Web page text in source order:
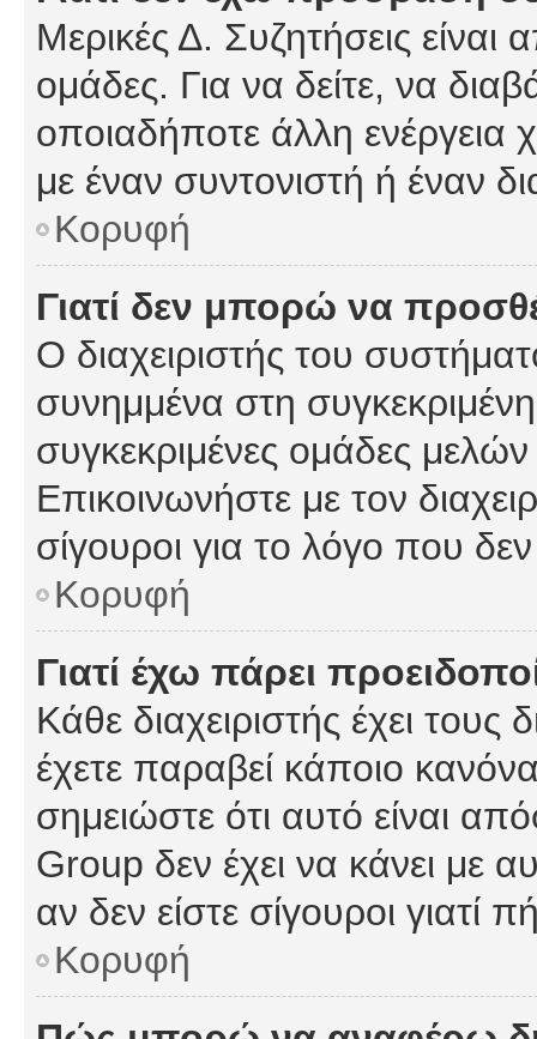
Μερικές Δ. Συζητήσεις είναι
ομάδες. Για να δείτε, να
οποιαδήποτε άλλη ενέργεια
με έναν συντονιστή ή έναν
Κορυφή
Γιατί δεν μπορώ να
Ο διαχειριστής του
συνημμένα στη
συγκεκριμένες ομάδες
Επικοινωνήστε με τον
σίγουροι για το λόγο που
Κορυφή
Γιατί έχω πάρει
Κάθε διαχειριστής έχει
έχετε παραβεί κάποιο
σημειώστε ότι αυτό είναι
Group δεν έχει να κάνει με
αν δεν είστε σίγουροι γιατί
Κορυφή